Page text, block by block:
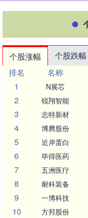
个股涨幅 个股跌幅
排名
名称
1
N展芯
2 锐翔智能
3 志特新材
4 博腾股份
5 近岸蛋白
6 毕得医药
7 五洲医疗
8 耐科装备
9 一博科技
10 方邦股份